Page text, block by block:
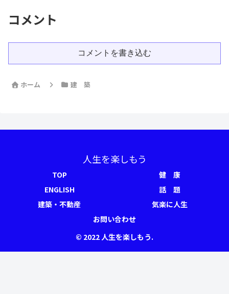
コメント
コメントを書き込む
ホーム 建 築
人生を楽しもう
TOP
健 康
ENGLISH
話 題
建築・不動産
気楽に人生
お問い合わせ
© 2022 人生を楽しもう.